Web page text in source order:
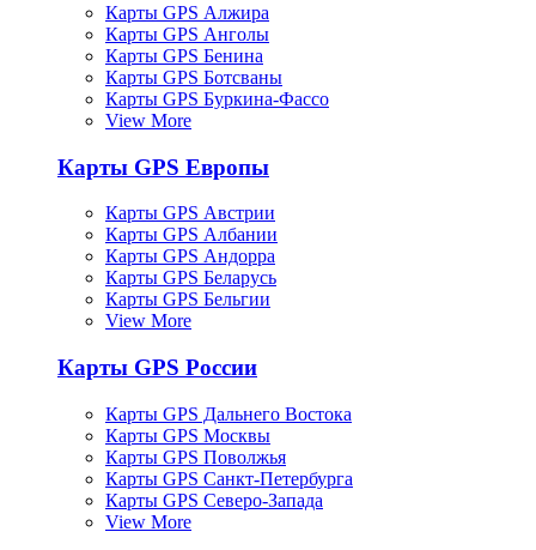
Карты GPS Алжира
Карты GPS Анголы
Карты GPS Бенина
Карты GPS Ботсваны
Карты GPS Буркина-Фассо
View More
Карты GPS Европы
Карты GPS Австрии
Карты GPS Албании
Карты GPS Андорра
Карты GPS Беларусь
Карты GPS Бельгии
View More
Карты GPS России
Карты GPS Дальнего Востока
Карты GPS Москвы
Карты GPS Поволжья
Карты GPS Санкт-Петербурга
Карты GPS Северо-Запада
View More